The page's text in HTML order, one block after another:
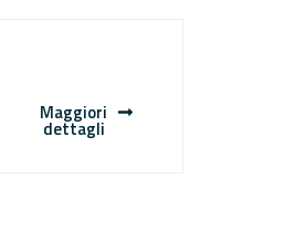
Maggiori
dettagli